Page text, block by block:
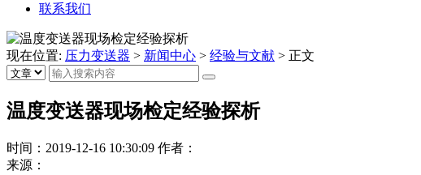
联系我们
现在位置: 压力变送器 > 新闻中心 > 经验与文献 > 正文
温度变送器现场检定经验探析
时间：2019-12-16 10:30:09 作者：
来源：